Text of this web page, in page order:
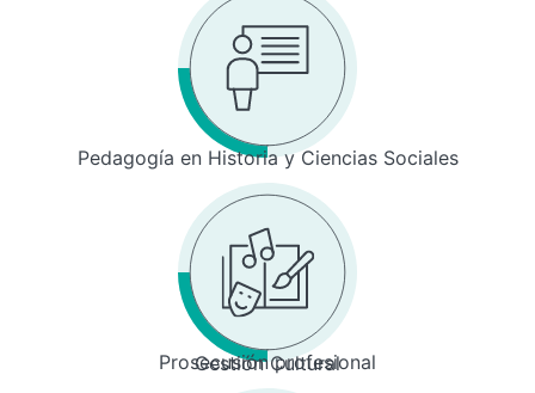
Pedagogía en Historia y Ciencias Sociales
Prosecusión profesional
Gestión Cultural